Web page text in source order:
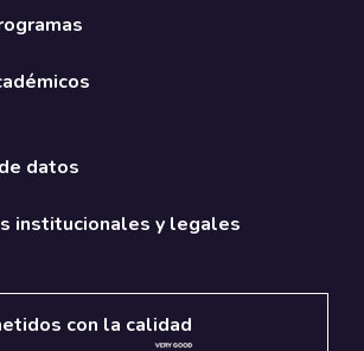
datos
institucionales y legales
con la calidad